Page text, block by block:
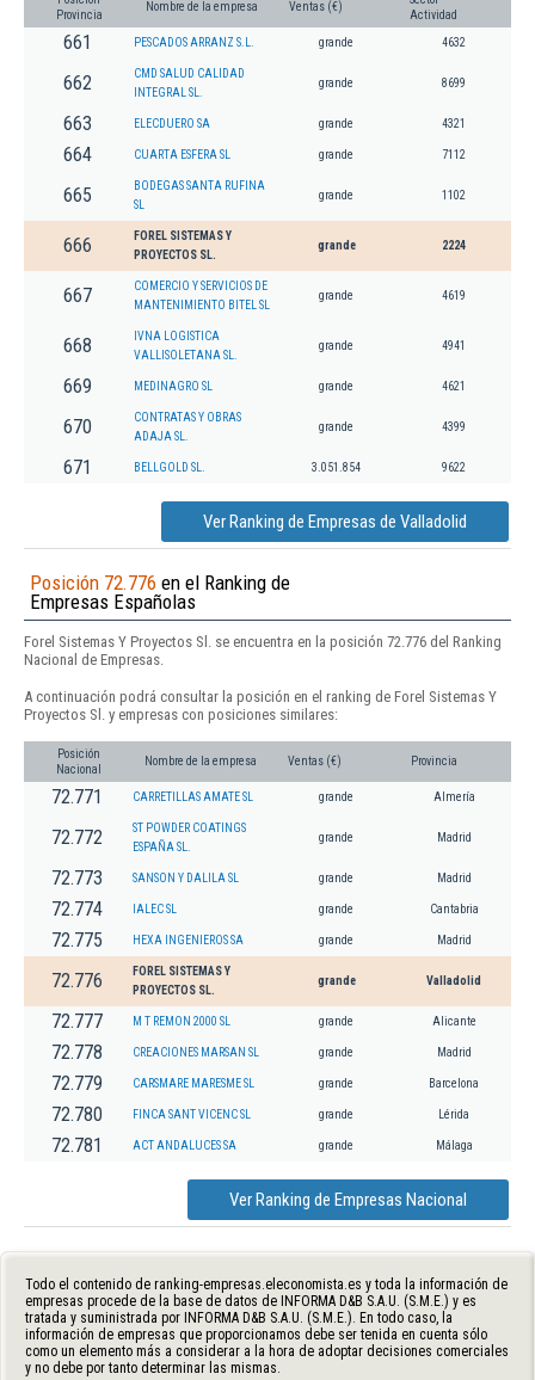
Provincia
Nombre de la empresa Ventas (€)
Actividad
661 PESCADOS ARRANZ S.L. grande 4632
662
CMD SALUD CALIDAD
INTEGRAL SL.
grande 8699
663 ELECDUERO SA grande 4321
664 CUARTA ESFERA SL grande 7112
665
BODEGAS SANTA RUFINA
SL
grande 1102
666
FOREL SISTEMAS Y
PROYECTOS SL.
grande 2224
667
COMERCIO Y SERVICIOS DE
MANTENIMIENTO BITEL SL
grande 4619
668
IVNA LOGISTICA
VALLISOLETANA SL.
grande 4941
669 MEDINAGRO SL grande 4621
670
CONTRATAS Y OBRAS
ADAJA SL.
grande 4399
671 BELLGOLD SL. 3.051.854 9622
Ver Ranking de Empresas de Valladolid
Posición 72.776 en el Ranking de
Empresas Españolas
Forel Sistemas Y Proyectos Sl. se encuentra en la posición 72.776 del Ranking
Nacional de Empresas.
A continuación podrá consultar la posición en el ranking de Forel Sistemas Y
Proyectos Sl. y empresas con posiciones similares:
Posición
Nacional
Nombre de la empresa Ventas (€) Provincia
72.771 CARRETILLAS AMATE SL grande Almería
72.772
ST POWDER COATINGS
ESPAÑA SL.
grande Madrid
72.773 SANSON Y DALILA SL grande Madrid
72.774 IALEC SL grande Cantabria
72.775 HEXA INGENIEROS SA grande Madrid
72.776
FOREL SISTEMAS Y
PROYECTOS SL.
grande Valladolid
72.777 M T REMON 2000 SL grande Alicante
72.778 CREACIONES MARSAN SL grande Madrid
72.779 CARSMARE MARESME SL grande Barcelona
72.780 FINCA SANT VICENC SL grande Lérida
72.781 ACT ANDALUCES SA grande Málaga
Ver Ranking de Empresas Nacional
Todo el contenido de ranking-empresas.eleconomista.es y toda la información de
empresas procede de la base de datos de INFORMA D&B S.A.U. (S.M.E.) y es
tratada y suministrada por INFORMA D&B S.A.U. (S.M.E.). En todo caso, la
información de empresas que proporcionamos debe ser tenida en cuenta sólo
como un elemento más a considerar a la hora de adoptar decisiones comerciales
y no debe por tanto determinar las mismas.